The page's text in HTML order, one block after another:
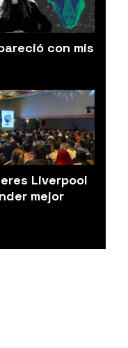
con mis
Liverpool
mejor